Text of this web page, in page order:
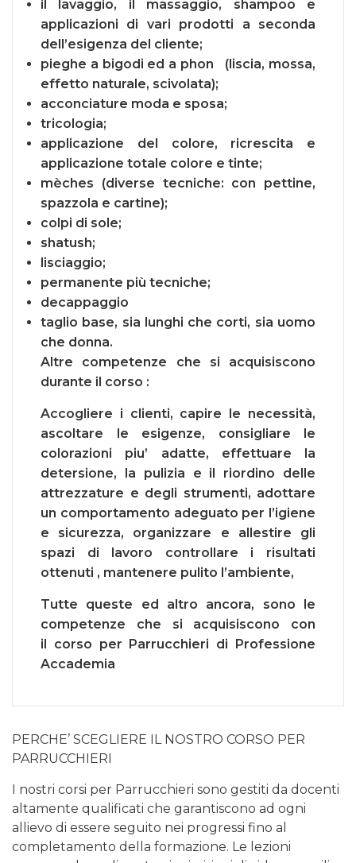
il lavaggio, il massaggio, shampoo e
applicazioni di vari prodotti a seconda
dell’esigenza del cliente;
pieghe a bigodi ed a phon (liscia, mossa,
effetto naturale, scivolata);
acconciature moda e sposa;
tricologia;
applicazione del colore, ricrescita e
applicazione totale colore e tinte;
mèches (diverse tecniche: con pettine,
spazzola e cartine);
colpi di sole;
shatush;
lisciaggio;
permanente più tecniche;
decappaggio
taglio base, sia lunghi che corti, sia uomo
che donna.
Altre competenze che si acquisiscono
durante il corso :
Accogliere i clienti, capire le necessità,
ascoltare le esigenze, consigliare le
colorazioni piu’ adatte, effettuare la
detersione, la pulizia e il riordino delle
attrezzature e degli strumenti, adottare
un comportamento adeguato per l’igiene
e sicurezza, organizzare e allestire gli
spazi di lavoro controllare i risultati
ottenuti , mantenere pulito l’ambiente,
Tutte queste ed altro ancora, sono le
competenze che si acquisiscono con
il corso per Parrucchieri di Professione
Accademia
PERCHE’ SCEGLIERE IL NOSTRO CORSO PER
PARRUCCHIERI
I nostri corsi per Parrucchieri sono gestiti da docenti
altamente qualificati che garantiscono ad ogni
allievo di essere seguito nei progressi fino al
completamento della formazione. Le lezioni